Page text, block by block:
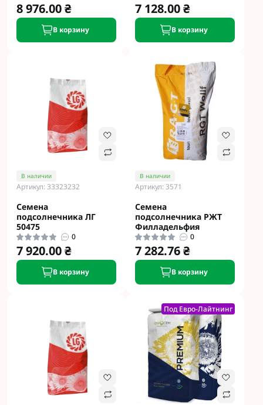
8 976.00 ₴
В корзину
7 128.00 ₴
В корзину
В наличии
Артикул: 33323232
Семена
подсолнечника ЛГ
50475
0
7 920.00 ₴
В корзину
В наличии
Артикул: 3571
Семена
подсолнечника РЖТ
Филладельфия
0
7 282.76 ₴
В корзину
Под Евро-Лайтнинг